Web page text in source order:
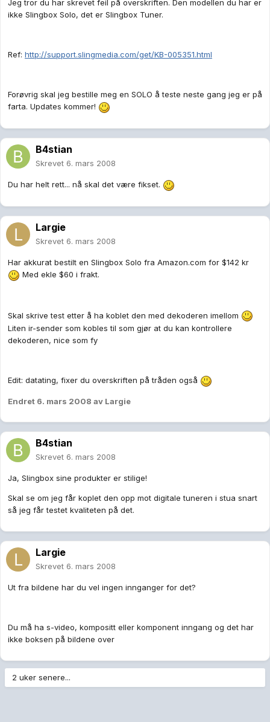
Jeg tror du har skrevet feil på overskriften. Den modellen du har er
ikke Slingbox Solo, det er Slingbox Tuner.
Ref: http://support.slingmedia.com/get/KB-005351.html
Forøvrig skal jeg bestille meg en SOLO å teste neste gang jeg er på
farta. Updates kommer!
B4stian
Skrevet 6. mars 2008
Du har helt rett... nå skal det være fikset.
Largie
Skrevet 6. mars 2008
Har akkurat bestilt en Slingbox Solo fra Amazon.com for $142 kr
Med ekle $60 i frakt.
Skal skrive test etter å ha koblet den med dekoderen imellom
Liten ir-sender som kobles til som gjør at du kan kontrollere
dekoderen, nice som fy
Edit: datating, fixer du overskriften på tråden også
Endret 6. mars 2008 av Largie
B4stian
Skrevet 6. mars 2008
Ja, Slingbox sine produkter er stilige!
Skal se om jeg får koplet den opp mot digitale tuneren i stua snart
så jeg får testet kvaliteten på det.
Largie
Skrevet 6. mars 2008
Ut fra bildene har du vel ingen innganger for det?
Du må ha s-video, kompositt eller komponent inngang og det har
ikke boksen på bildene over
2 uker senere...